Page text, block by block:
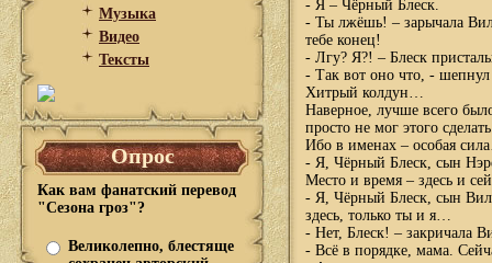
Музыка
Видео
Тексты
Опрос
Как вам фанатский перевод
"Сезона гроз"?
Великолепно, блестяще
- Я – Чёрный Блеск.
- Ты лжёшь! – зарычала
тебе конец!
- Лгу? Я?! – Блеск
- Так вот оно что, -
Хитрый колдун…
Наверное, лучше всего
просто не мог этого
Ибо в именах – особая
- Я, Чёрный Блеск, сын
Место и время – здесь и
- Я, Чёрный Блеск, сын
здесь, только ты и я…
- Нет, Блеск! – закричала
- Всё в порядке, мама.